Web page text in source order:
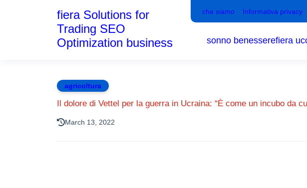
che siamo Informativa privacy
fiera Solutions for
Trading SEO
Optimization business
sonno benesserefiera
agricoltura
Il dolore di Vettel per la guerra in Ucraina: “È come un incubo da
March 13, 2022